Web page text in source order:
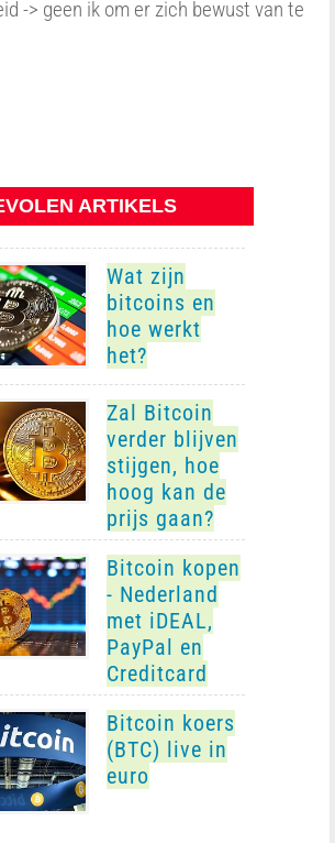
-> geen ik om er zich bewust van te
ARTIKELS
Wat zijn
bitcoins en
hoe werkt
het?
Zal Bitcoin
verder blijven
stijgen, hoe
hoog kan de
prijs gaan?
Bitcoin kopen
- Nederland
met iDEAL,
PayPal en
Creditcard
Bitcoin koers
(BTC) live in
euro